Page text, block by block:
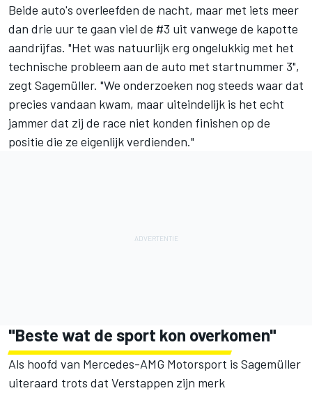
Beide auto's overleefden de nacht, maar met iets meer
dan drie uur te gaan viel de #3 uit vanwege de kapotte
aandrijfas. "Het was natuurlijk erg ongelukkig met het
technische probleem aan de auto met startnummer 3",
zegt Sagemüller. "We onderzoeken nog steeds waar dat
precies vandaan kwam, maar uiteindelijk is het echt
jammer dat zij de race niet konden finishen op de
positie die ze eigenlijk verdienden."
"Beste wat de sport kon overkomen"
Als hoofd van Mercedes-AMG Motorsport is Sagemüller
uiteraard trots dat Verstappen zijn merk